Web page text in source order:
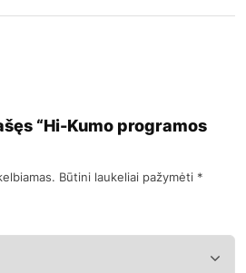
“Hi-Kumo programos
Būtini laukeliai pažymėti *